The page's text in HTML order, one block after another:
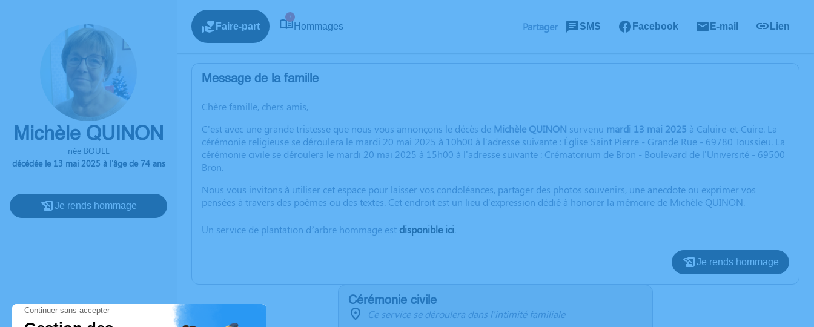
Michèle QUINON
née BOULE
décédée le 13 mai 2025 à l'âge de 74 ans
Je rends hommage
Faire-part
7
Hommages Partager SMS Facebook E-mail Lien
Message de la famille
Chère famille, chers amis,
C'est avec une grande tristesse que nous vous annonçons le décès de Michèle QUINON survenu mardi 13 mai 2025 à Caluire-et-Cuire. La
cérémonie religieuse se déroulera le mardi 20 mai 2025 à 10h00 à l'adresse suivante : Église Saint Pierre - Grande Rue - 69780 Toussieu. La
cérémonie civile se déroulera le mardi 20 mai 2025 à 15h00 à l'adresse suivante : Crématorium de Bron - Boulevard de l'Université - 69500
Bron.
Nous vous invitons à utiliser cet espace pour laisser vos condoléances, partager des photos souvenirs, une anecdote ou exprimer vos
pensées à travers des poèmes ou des textes. Cet endroit est un lieu d'expression dédié à honorer la mémoire de Michèle QUINON.
Un service de plantation d’arbre hommage est disponible ici.
Je rends hommage
Cérémonie civile
Ce service se déroulera dans l'intimité familiale